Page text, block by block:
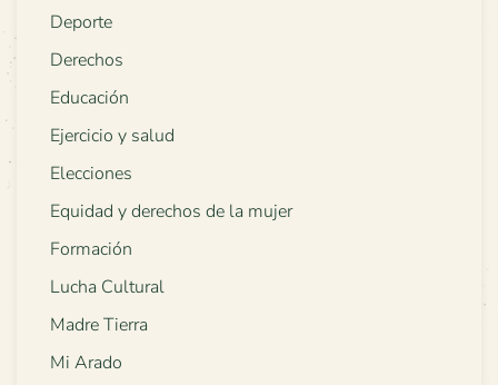
Deporte
Derechos
Educación
Ejercicio y salud
Elecciones
Equidad y derechos de la mujer
Formación
Lucha Cultural
Madre Tierra
Mi Arado